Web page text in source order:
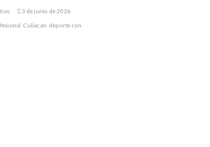
3 de junio de 2026
Culiacán deporte con